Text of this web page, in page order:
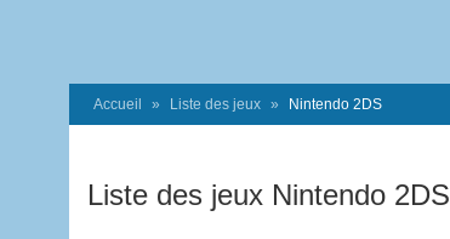
Accueil Liste des jeux Nintendo 2DS
Liste des jeux Nintendo 2DS